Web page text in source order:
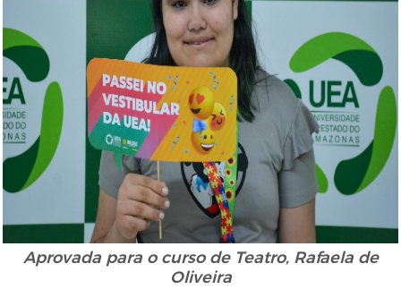
Aprovada para o curso de Teatro, Rafaela de
Oliveira